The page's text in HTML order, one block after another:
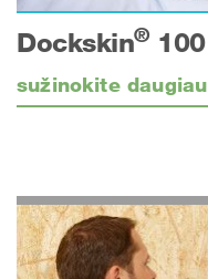
Dockskin®100
sužinokite daugiau